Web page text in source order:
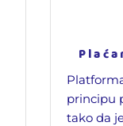
principu
tako da